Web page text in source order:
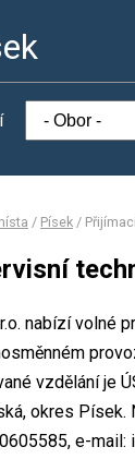
/ Písek /
nabízí
vzdělání je
okres Písek.
e-mail: